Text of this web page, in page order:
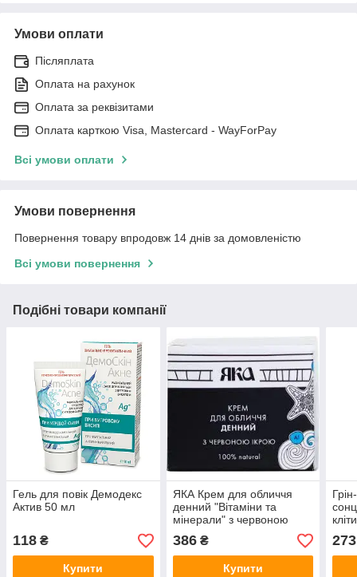
Умови оплати
Післяплата
Оплата на рахунок
Оплата за реквізитами
Оплата карткою Visa, Mastercard - WayForPay
Всі умови оплати
Умови повернення
Повернення товару впродовж 14 днів за домовленістю
Всі умови повернення
Подібні товари компанії
Гель для повік Демодекс
Актив 50 мл
118 ₴
Купити
ЯКА Крем для обличчя
денний "Вітаміни та
мінерали" з червоною
ікрою 30 мл
386₴
Купити
273